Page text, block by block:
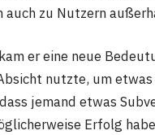
zu Nutzern
er eine neue
nutzte, um
jemand etwas
Erfolg